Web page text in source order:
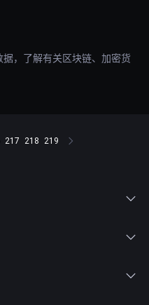
，了解有关区块链、加密货
217 218 219